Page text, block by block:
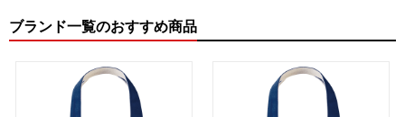
③ UCS Terimba Collection
コーヒーを着る。文化をまとう。
ブランド一覧のおすすめ商品